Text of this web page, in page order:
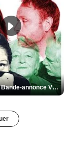
Home stories Bande-annonce VO STFR